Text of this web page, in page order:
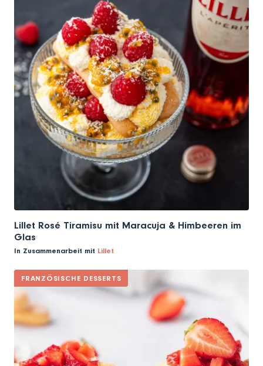
Lillet Rosé Tiramisu mit Maracuja & Himbeeren im
Glas
In Zusammenarbeit mit Lillet
FRANZÖSISCHE DESSERTS